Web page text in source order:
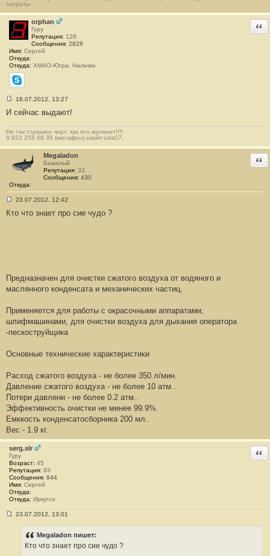
затраты
orphan
Гуру
Репутация: 128
Сообщения: 2828
Имя: Сергей
Откуда:
Откуда: ХМАО-Югра, Нальчик
Skype
о
б
щ
е
н
е
#
6
18.07.2012, 13:27
И сейчас выдают!
Не так страшен черт, как его малюют!!!!
8 922 255 68 35 (мегафон) скайп uda07.
Megaladon
Бывалый
Репутация: 33
Сообщения: 430
Откуда:
о
1
23.07.2012, 12:42
Кто что знает про сие чудо ?
Предназначен для очистки сжатого воздуха от водяного и
маслянного конденсата и механических частиц.
Применяется для работы с окрасочными аппаратами,
шлифмашинами, для очистки воздуха для дыхания оператора
-пескоструйщика
Основные технические характеристики
Расход сжатого воздуха - не более 350 л/мин.
Давление сжатого воздуха - не более 10 атм..
Потери давлени - не более 0.2 атм..
Эффективность очистки не менее 99.9%.
Емккость конденсатосборника 200 мл..
Вес - 1.9 кг.
serg.slr
Гуру
Возраст: 45
Репутация: 83
Сообщения: 844
Имя: Сергей
Откуда:
Откуда: Иркутск
23.07.2012, 13:01
Megaladon пишет:
Кто что знает про сие чудо ?